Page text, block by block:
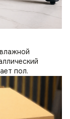
пол.